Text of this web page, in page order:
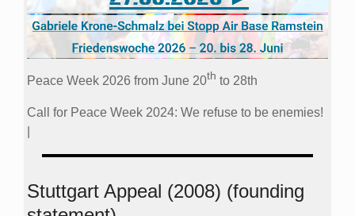
Peace Week 2026 from June 20th to 28th
Call for Peace Week 2024: We refuse to be enemies!
Stuttgart Appeal (2008) (founding